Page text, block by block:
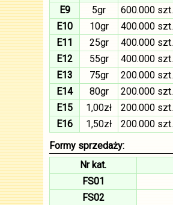
E9
5gr 600.000 szt.
E10
10gr 400.000 szt.
E11
25gr 400.000 szt.
E12
55gr 400.000 szt.
E13
75gr 200.000 szt.
E14
80gr 200.000 szt.
E15
1,00zł 200.000 szt.
E16
1,50zł 200.000 szt.
Formy sprzedaży:
Nr kat.
FS01
FS02